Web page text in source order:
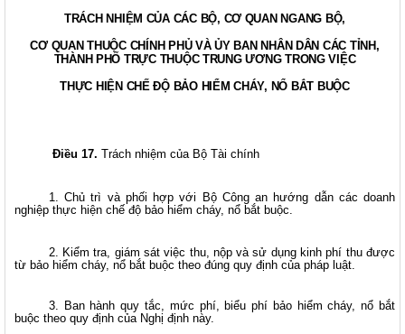
TRÁCH NHIỆM CỦA CÁC BỘ, CƠ QUAN NGANG BỘ,
CƠ QUAN THUỘC CHÍNH PHỦ VÀ ỦY BAN NHÂN DÂN CÁC TỈNH,
THÀNH PHỐ TRỰC THUỘC TRUNG ƯƠNG TRONG VIỆC
THỰC HIỆN CHẾ ĐỘ BẢO HIỂM CHÁY, NỔ BẮT BUỘC
Điều 17. Trách nhiệm của Bộ Tài chính
1. Chủ trì và phối hợp với Bộ Công an hướng dẫn các doanh
nghiệp thực hiện chế độ bảo hiểm cháy, nổ bắt buộc.
2. Kiểm tra, giám sát việc thu, nộp và sử dụng kinh phí thu được
từ bảo hiểm cháy, nổ bắt buộc theo đúng quy định của pháp luật.
3. Ban hành quy tắc, mức phí, biểu phí bảo hiểm cháy, nổ bắt
buộc theo quy định của Nghị định này.